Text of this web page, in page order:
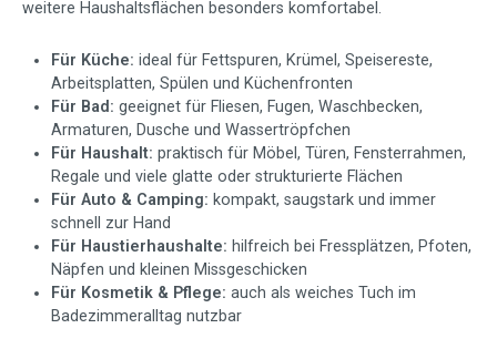
Für wen eignen sich die Flauschi
Die Flauschi® Putztücher eignen sich für alle, die im Alltag
gründlich, schnell und wiederverwendbar reinigen möchten.
Für Familien, die robuste Mikrofasertücher für Küche,
Bad und Haushalt suchen
Für Haushalte mit Haustieren, in denen Krümel, Haare
und Futterreste schnell entfernt werden sollen
Für alle, die weniger Einwegtücher und Küchenpapier
verbrauchen möchten
Für Menschen, die Reinigungstücher nach Farben und
Bereichen sortieren möchten
Für Camper, Wohnmobilbesitzer und Bootsbesitzer
weitere Haushaltsflächen besonders komfortabel.
Für Küche: ideal für Fettspuren, Krümel, Speisereste,
Arbeitsplatten, Spülen und Küchenfronten
Für Bad: geeignet für Fliesen, Fugen, Waschbecken,
Armaturen, Dusche und Wassertröpfchen
Für Haushalt: praktisch für Möbel, Türen, Fensterrahmen,
Regale und viele glatte oder strukturierte Flächen
Für Auto & Camping: kompakt, saugstark und immer
schnell zur Hand
Für Haustierhaushalte: hilfreich bei Fressplätzen, Pfoten,
Näpfen und kleinen Missgeschicken
Für Kosmetik & Pflege: auch als weiches Tuch im
Badezimmeralltag nutzbar